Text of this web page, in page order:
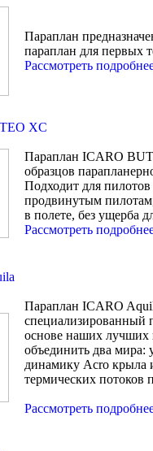
Параплан
параплан для первых
Рассмотреть
XC
Параплан ICARO
образцов
Подходит для
продвинутым
в полете, без ущерба
Рассмотреть
Параплан ICARO
специализированный
основе наших
объединить два мира:
динамику Acro крыла
термических потоков
Рассмотреть